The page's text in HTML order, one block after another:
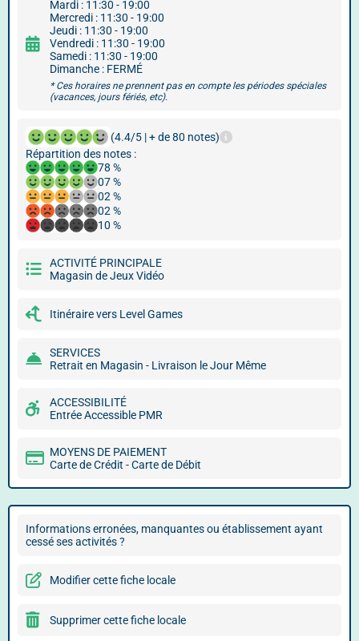
Mardi : 11:30 - 19:00
Mercredi : 11:30 - 19:00
Jeudi : 11:30 - 19:00
Vendredi : 11:30 - 19:00
Samedi : 11:30 - 19:00
Dimanche : FERMÉ
* Ces horaires ne prennent pas en compte les périodes spéciales
(vacances, jours fériés, etc).
(4.4/5 | + de 80 notes)
Répartition des notes :
78 %
07 %
02 %
02 %
10 %
ACTIVITÉ PRINCIPALE
Magasin de Jeux Vidéo
Itinéraire vers Level Games
SERVICES
Retrait en Magasin - Livraison le Jour Même
ACCESSIBILITÉ
Entrée Accessible PMR
MOYENS DE PAIEMENT
Carte de Crédit - Carte de Débit
Informations erronées, manquantes ou établissement ayant
cessé ses activités ?
Modifier cette fiche locale
Supprimer cette fiche locale